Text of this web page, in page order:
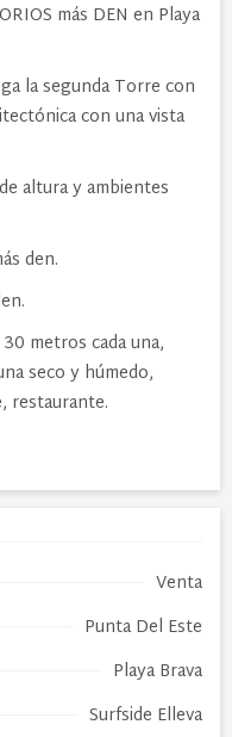
más DEN en Playa
la segunda Torre con
con una vista
altura y ambientes
den.
metros cada una,
seco y húmedo,
restaurante.
Venta
Punta Del Este
Playa Brava
Surfside Elleva